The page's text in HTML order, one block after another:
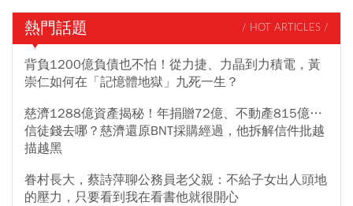
熱門話題 / HOT ARTICLES /
背負1200億負債也不怕！從力捷、力晶到力積電，黃
崇仁如何在「記憶體地獄」九死一生？
慈濟1288億資產揭秘！年捐贈72億、不動產815億…
信徒錢去哪？慈濟還原BNT採購經過，他拆解信件批越
描越黑
眷村長大，蔡詩萍聊公務員老父親：不給子女出人頭地
的壓力，只要看到我在看書他就很開心